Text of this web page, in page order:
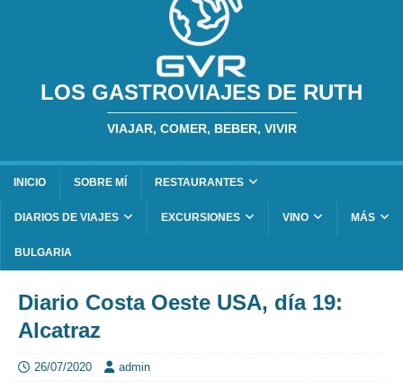
LOS GASTROVIAJES DE RUTH
VIAJAR, COMER, BEBER, VIVIR
INICIO SOBRE MÍ RESTAURANTES
DIARIOS DE VIAJES EXCURSIONES VINO MÁS
BULGARIA
Diario Costa Oeste USA, día 19:
Alcatraz
26/07/2020 admin